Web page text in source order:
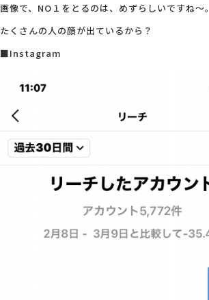
画像で、NO１をとるのは、めずらしいですね～。
たくさんの人の顔が出ているから？
■Instagram